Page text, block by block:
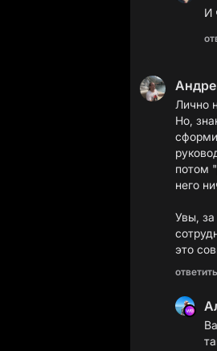
И
Лично
Но,
потом
него
Увы,
это
ответить